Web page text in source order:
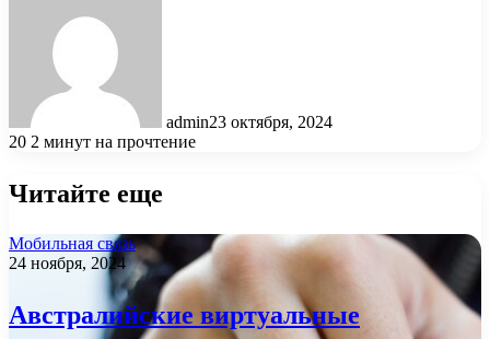
admin23 октября, 2024
20 2 минут на прочтение
Читайте еще
Мобильная связь
24 ноября, 2024
Австралийские виртуальные